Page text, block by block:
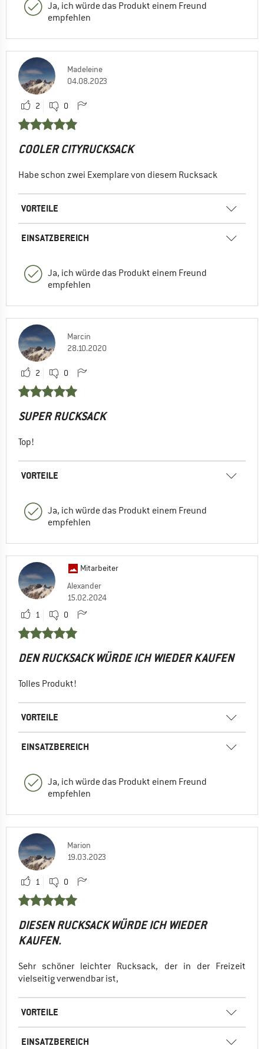
Ja, ich würde das Produkt einem Freund
empfehlen
Madeleine
04.08.2023
2 0
COOLER CITYRUCKSACK
Habe schon zwei Exemplare von diesem Rucksack
VORTEILE
EINSATZBEREICH
Ja, ich würde das Produkt einem Freund
empfehlen
Marcin
28.10.2020
2 0
SUPER RUCKSACK
Top!
VORTEILE
Ja, ich würde das Produkt einem Freund
empfehlen
Mitarbeiter
Alexander
15.02.2024
1
0
DEN RUCKSACK WÜRDE ICH WIEDER KAUFEN
Tolles Produkt!
VORTEILE
EINSATZBEREICH
Ja, ich würde das Produkt einem Freund
empfehlen
Marion
19.03.2023
1 0
DIESEN RUCKSACK WÜRDE ICH WIEDER
KAUFEN.
Sehr schöner leichter Rucksack, der in der Freizeit
vielseitig verwendbar ist,
VORTEILE
EINSATZBEREICH